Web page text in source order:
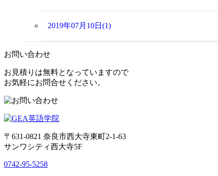
2019年07月10日(1)
お問い合わせ
お見積りは無料となっていますので
お気軽にお問合せください。
〒631-0821 奈良市西大寺東町2-1-63
サンワシティ西大寺5F
0742-95-5258